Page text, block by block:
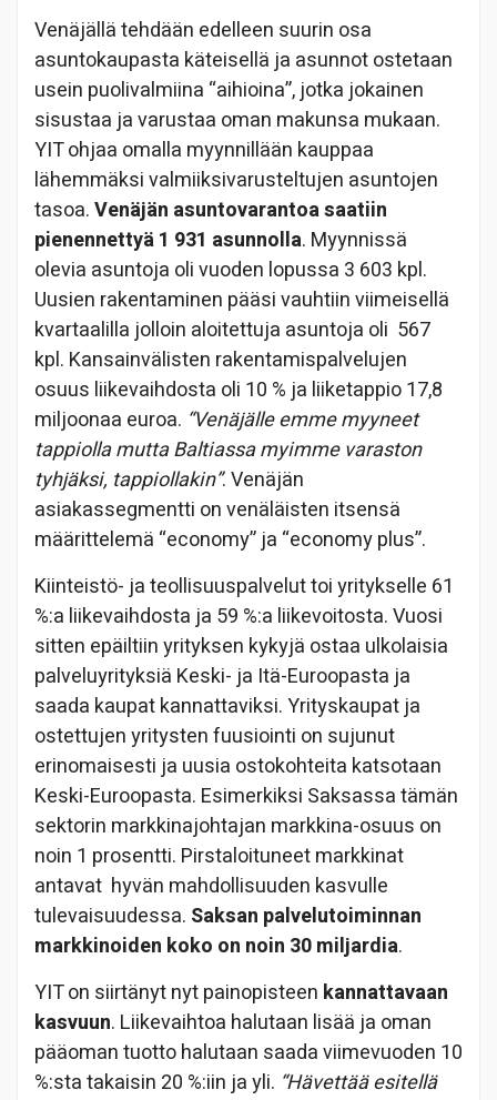
Venäjällä tehdään edelleen suurin osa
asuntokaupasta käteisellä ja asunnot ostetaan
usein puolivalmiina “aihioina”, jotka jokainen
sisustaa ja varustaa oman makunsa mukaan.
YIT ohjaa omalla myynnillään kauppaa
lähemmäksi valmiiksivarusteltujen asuntojen
tasoa.Venäjän asuntovarantoa saatiin
pienennettyä 1 931 asunnolla. Myynnissä
olevia asuntoja oli vuoden lopussa 3 603 kpl.
Uusien rakentaminen pääsi vauhtiin viimeisellä
kvartaalilla jolloin aloitettuja asuntoja oli 567
kpl. Kansainvälisten rakentamispalvelujen
osuus liikevaihdosta oli 10 % ja liiketappio 17,8
miljoonaa euroa. “Venäjälle emme myyneet
tappiolla mutta Baltiassa myimme varaston
tyhjäksi, tappiollakin”. Venäjän
asiakassegmentti on venäläisten itsensä
määrittelemä “economy” ja “economy plus”.
Kiinteistö- ja teollisuuspalvelut toi yritykselle 61
%:a liikevaihdosta ja 59 %:a liikevoitosta. Vuosi
sitten epäiltiin yrityksen kykyjä ostaa ulkolaisia
palveluyrityksiä Keski- ja Itä-Euroopasta ja
saada kaupat kannattaviksi. Yrityskaupat ja
ostettujen yritysten fuusiointi on sujunut
erinomaisesti ja uusia ostokohteita katsotaan
Keski-Euroopasta. Esimerkiksi Saksassa tämän
sektorin markkinajohtajan markkina-osuus on
noin 1 prosentti. Pirstaloituneet markkinat
antavat hyvän mahdollisuuden kasvulle
tulevaisuudessa. Saksan palvelutoiminnan
markkinoiden koko on noin 30 miljardia.
YIT on siirtänyt nyt painopisteen kannattavaan
kasvuun. Liikevaihtoa halutaan lisää ja oman
pääoman tuotto halutaan saada viimevuoden 10
%:sta takaisin 20 %:iin ja yli. “Hävettää esitellä